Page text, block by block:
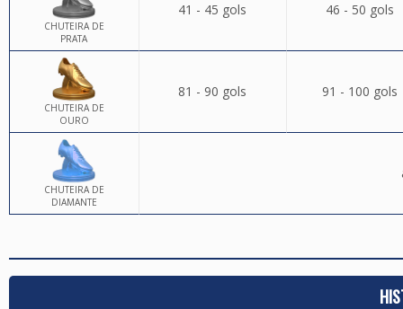
CHUTEIRA DE
PRATA
41 - 45 gols 46 - 50 gols
CHUTEIRA DE
OURO
81 - 90 gols 91 - 100 gols
CHUTEIRA DE
DIAMANTE